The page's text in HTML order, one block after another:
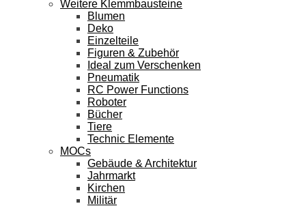
Weitere Klemmbausteine
Blumen
Deko
Einzelteile
Figuren & Zubehör
Ideal zum Verschenken
Pneumatik
RC Power Functions
Roboter
Bücher
Tiere
Technic Elemente
MOCs
Gebäude & Architektur
Jahrmarkt
Kirchen
Militär